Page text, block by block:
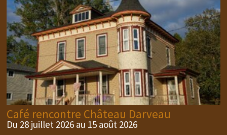
Café rencontre Château Darveau
Du 28 juillet 2026 au 15 août 2026